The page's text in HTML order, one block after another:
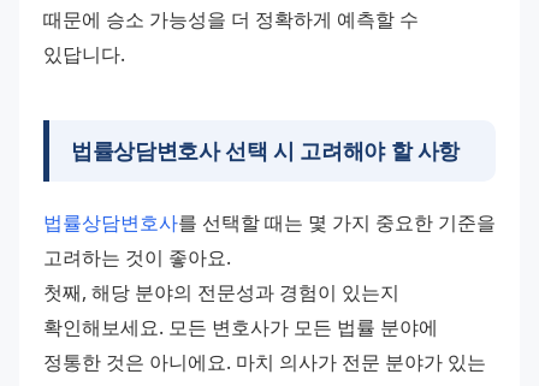
때문에 승소 가능성을 더 정확하게 예측할 수
있답니다.
법률상담변호사 선택 시 고려해야 할 사항
법률상담변호사를 선택할 때는 몇 가지 중요한 기준을
고려하는 것이 좋아요.
첫째, 해당 분야의 전문성과 경험이 있는지
확인해보세요. 모든 변호사가 모든 법률 분야에
정통한 것은 아니에요. 마치 의사가 전문 분야가 있는